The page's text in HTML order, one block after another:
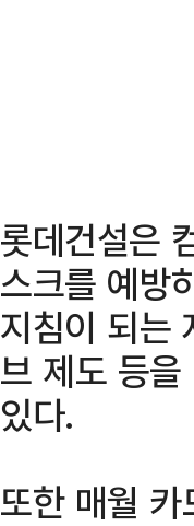
롯데건설은
스크를 예방
지침이 되는
브 제도 등
있다.
또한 매월